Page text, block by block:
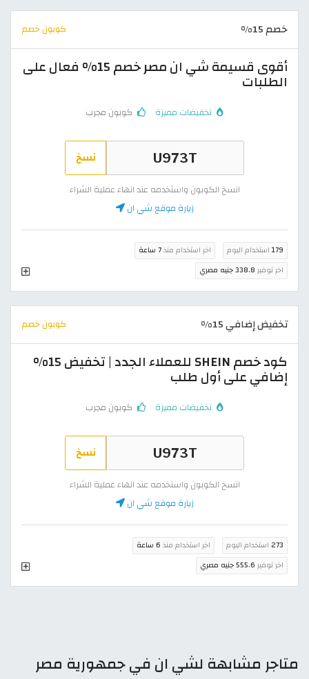
خصم 15% كوبون خصم
أقوى قسيمة شي ان مصر خصم 15% فعال على
الطلبات
تخفيضات مميزة كوبون مجرب
نسخ
انسخ الكوبون واستخدمه عند انهاء عملية الشراء
زيارة موقع شي ان
179 استخدام اليوم اخر استخدام منذ7 ساعة
اخر توفير 338.8 جنيه مصري
تخفيض إضافي 15% كوبون خصم
كود خصم SHEIN للعملاء الجدد | تخفيض 15%
إضافي على أول طلب
تخفيضات مميزة كوبون مجرب
نسخ
انسخ الكوبون واستخدمه عند انهاء عملية الشراء
زيارة موقع شي ان
273 استخدام اليوم اخر استخدام منذ 6 ساعة
اخر توفير 555.6 جنيه مصري
متاجر مشابهة لشي ان في جمهورية مصر